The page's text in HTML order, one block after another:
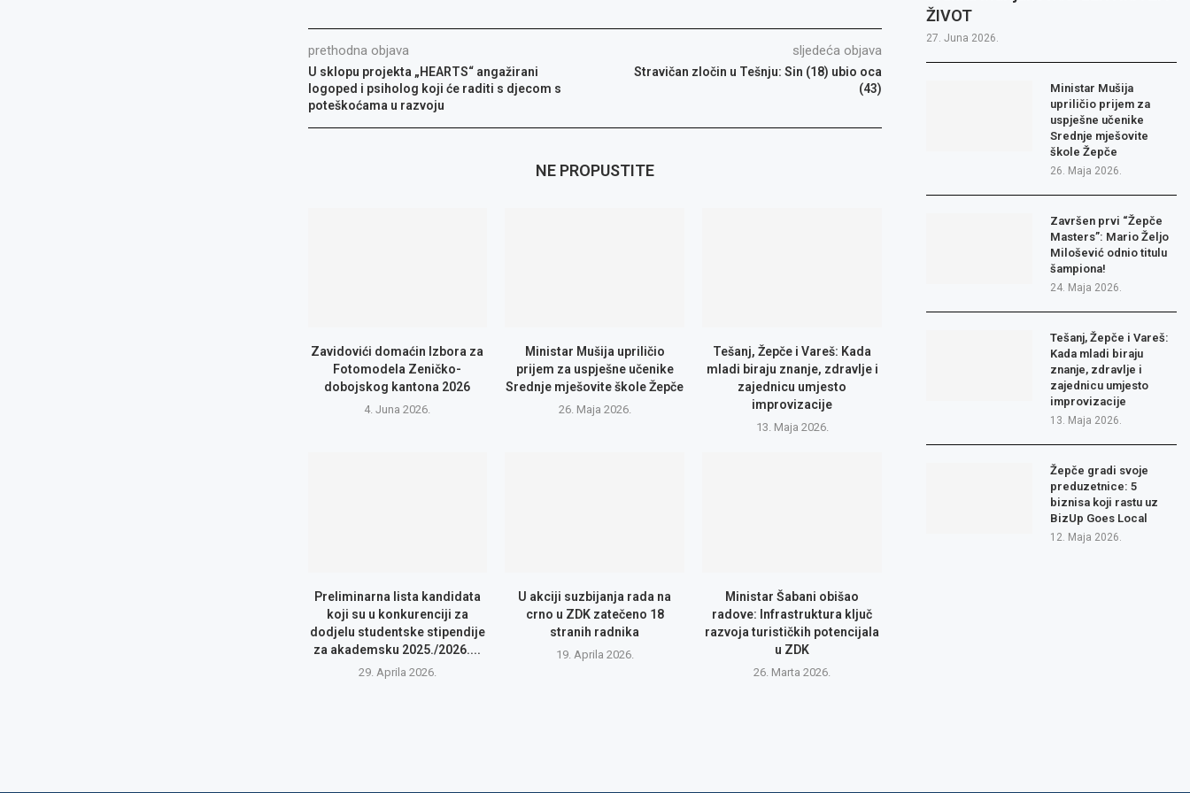
prethodna objava
U sklopu projekta „HEARTS“ angažirani
logoped i psiholog koji će raditi s djecom s
poteškoćama u razvoju
sljedeća objava
Stravičan zločin u Tešnju: Sin (18) ubio oca
(43)
NE PROPUSTITE
Zavidovići domaćin Izbora za
Fotomodela Zeničko-
dobojskog kantona 2026
4. Juna 2026.
Ministar Mušija upriličio
prijem za uspješne učenike
Srednje mješovite škole Žepče
26. Maja 2026.
Tešanj, Žepče i Vareš: Kada
mladi biraju znanje, zdravlje i
zajednicu umjesto
improvizacije
13. Maja 2026.
Preliminarna lista kandidata
koji su u konkurenciji za
dodjelu studentske stipendije
za akademsku 2025./2026....
29. Aprila 2026.
U akciji suzbijanja rada na
crno u ZDK zatečeno 18
stranih radnika
19. Aprila 2026.
Ministar Šabani obišao
radove: Infrastruktura ključ
razvoja turističkih potencijala
u ZDK
26. Marta 2026.
ŽIVOT
27. Juna 2026.
Ministar Mušija
upriličio prijem za
uspješne učenike
Srednje mješovite
škole Žepče
26. Maja 2026.
Završen prvi “Žepče
Masters”: Mario Željo
Milošević odnio titulu
šampiona!
24. Maja 2026.
Tešanj, Žepče i Vareš:
Kada mladi biraju
znanje, zdravlje i
zajednicu umjesto
improvizacije
13. Maja 2026.
Žepče gradi svoje
preduzetnice: 5
biznisa koji rastu uz
BizUp Goes Local
12. Maja 2026.